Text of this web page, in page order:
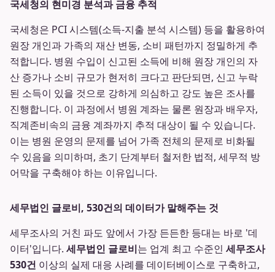
국세청의 현미경 분석과 금융 추적
국세청은 PCI 시스템(소득-지출 분석 시스템) 등을 활용하여
원장 개인과 가족의 재산 변동, 소비 패턴까지 정밀하게 추
적합니다. 병원 수입이 신고된 소득에 비해 원장 개인의 자
산 증가나 소비 규모가 현저히 크다고 판단되면, 신고 누락
된 소득이 있을 것으로 강하게 의심하고 강도 높은 조사를
진행합니다. 이 과정에서 병원 계좌는 물론 원장과 배우자,
직계존비속의 금융 계좌까지 추적 대상이 될 수 있습니다.
이는 병원 운영의 문제를 넘어 가족 전체의 문제로 비화될
수 있음을 의미하며, 초기 단계부터 철저한 법적, 세무적 방
어막을 구축해야 하는 이유입니다.
세무법인 글로비, 530건의 데이터가 말해주는 것
세무조사의 거친 파도 앞에서 가장 든든한 등대는 바로 '데
이터'입니다. 세무법인 글로비는 업계 최고 수준인 세무조사
530건 이상의 실제 대응 사례를 데이터베이스로 구축하고,